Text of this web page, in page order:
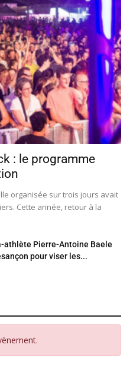
: le programme
organisée sur trois jours avait
Cette année, retour à la
athlète Pierre-Antoine Baele
pour viser les...